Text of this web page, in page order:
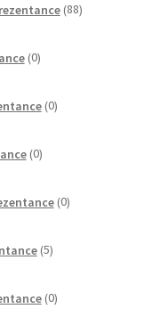
88izdelkov
0izdelkov
0izdelkov
0izdelkov
0izdelkov
5izdelkov
0izdelkov